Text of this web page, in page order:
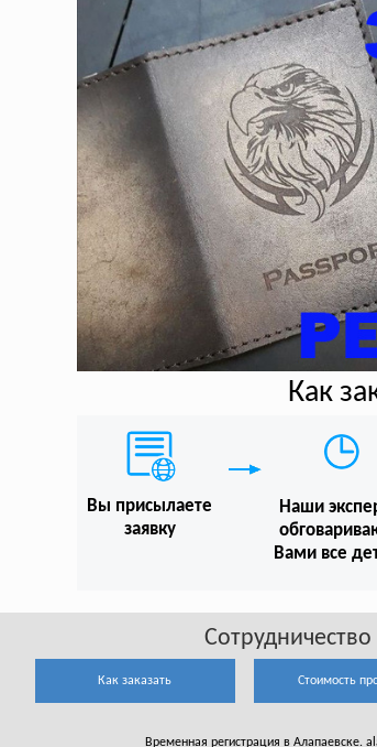
Как
Вы присылаете
заявку
Наши
Вами все
Как заказать Стоимость
Временная регистрация в Алапаевске.